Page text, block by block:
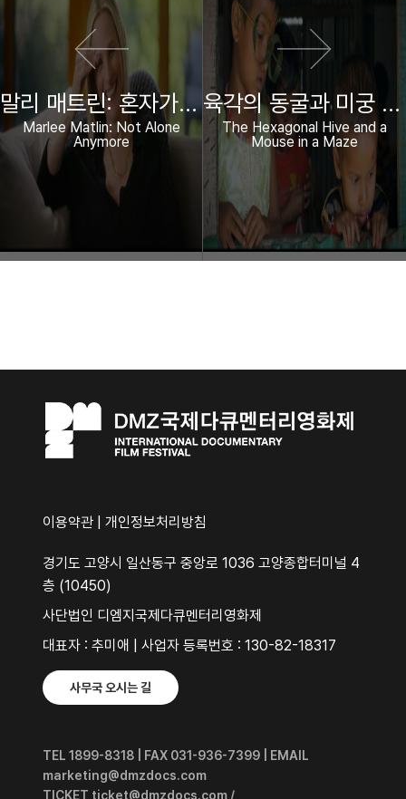
말리 매트린: 혼자가 아니야
Marlee Matlin: Not Alone
Anymore
육각의 동굴과 미궁 속의 생쥐
The Hexagonal Hive and a
Mouse in a Maze
이용약관 개인정보처리방침
경기도 고양시 일산동구 중앙로 1036 고양종합터미널 4
층 (10450)
사단법인 디엠지국제다큐멘터리영화제
대표자 : 추미애 | 사업자 등록번호 : 130-82-18317
사무국 오시는 길
TEL 1899-8318 | FAX 031-936-7399 | EMAIL
marketing@dmzdocs.com
TICKET ticket@dmzdocs.com /